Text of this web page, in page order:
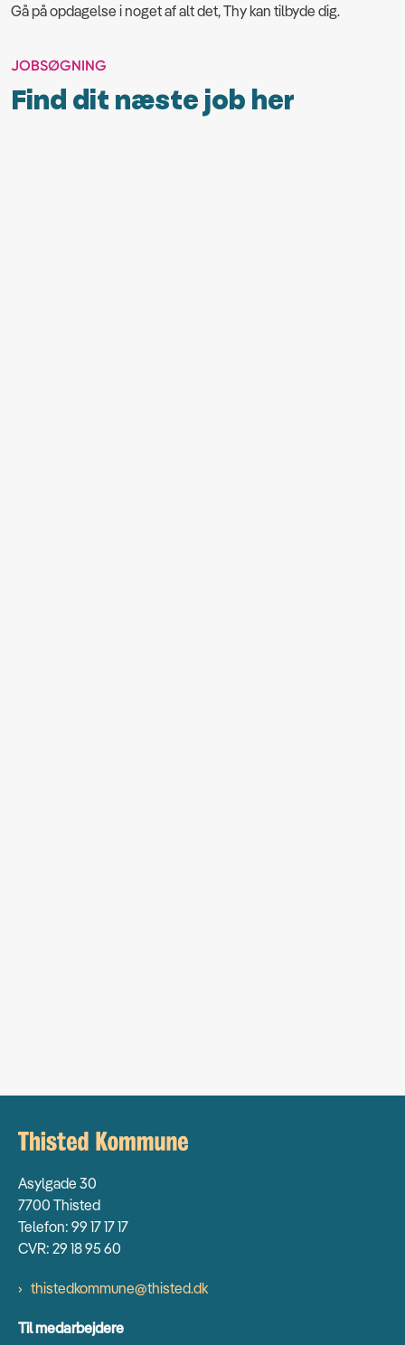
Gå på opdagelse i noget af alt det, Thy kan tilbyde dig.
JOBSØGNING
Find dit næste job her
Asylgade 30
7700 Thisted
Telefon: 99 17 17 17
CVR: 29 18 95 60
thistedkommune@thisted.dk
Til medarbejdere